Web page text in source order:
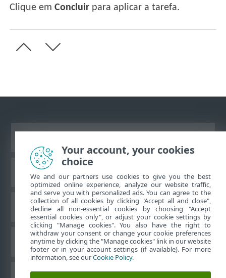
Clique emConcluir para aplicar a tarefa.
Base de conhecimento da ESET
Fórum ESET
Suporte regional
Your account, your cookies
choice
We and our partners use cookies to give you the best
optimized online experience, analyze our website traffic,
and serve you with personalized ads. You can agree to the
collection of all cookies by clicking "Accept all and close",
decline all non-essential cookies by choosing "Accept
essential cookies only", or adjust your cookie settings by
clicking "Manage cookies". You also have the right to
withdraw your consent or change your cookie preferences
anytime by clicking the "Manage cookies" link in our website
footer or in your account settings (if available). For more
information, see ourCookie Policy.